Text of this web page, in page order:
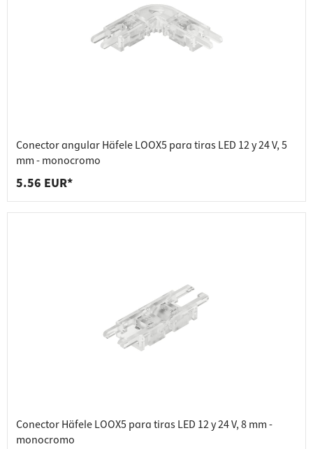
Conector angular Häfele LOOX5 para tiras LED 12 y 24 V, 5
mm - monocromo
5.56 EUR*
Conector Häfele LOOX5 para tiras LED 12 y 24 V, 8 mm -
monocromo